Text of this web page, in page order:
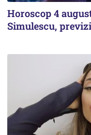
Horoscop 4
Simulescu,